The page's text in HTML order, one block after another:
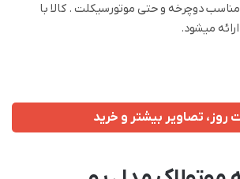
دوچرخه و حتی موتورسیکلت . کالا با
میشود.
روز، تصاویر بیشتر و خرید